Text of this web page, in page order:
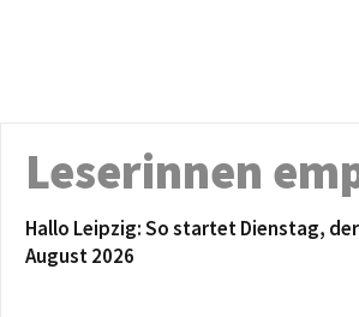
Leserinnen
Hallo Leipzig: So startet Dienstag,
August 2026